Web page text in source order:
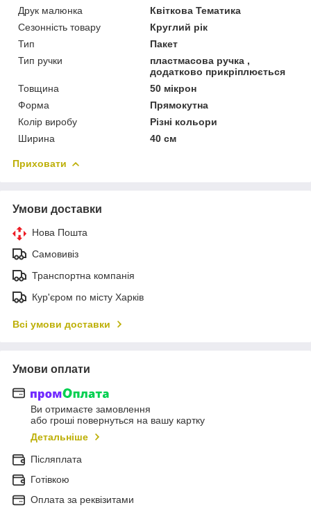
Друк малюнка
Квіткова Тематика
Сезонність товару
Круглий рік
Тип
Пакет
Тип ручки
пластмасова ручка ,
додатково прикріплюється
Товщина
50 мікрон
Форма
Прямокутна
Колір виробу
Різні кольори
Ширина
40 см
Приховати
Умови доставки
Нова Пошта
Самовивіз
Транспортна компанія
Кур'єром по місту Харків
Всі умови доставки
Умови оплати
Ви отримаєте замовлення
або гроші повернуться на вашу картку
Детальніше
Післяплата
Готівкою
Оплата за реквізитами